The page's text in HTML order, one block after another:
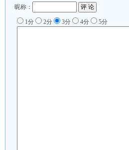
昵称：
1分 2分 3分 4分 5分